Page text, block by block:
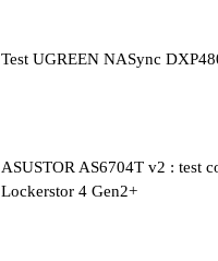
Test UGREEN NASync
ASUSTOR AS6704T v2 : test
Lockerstor 4 Gen2+